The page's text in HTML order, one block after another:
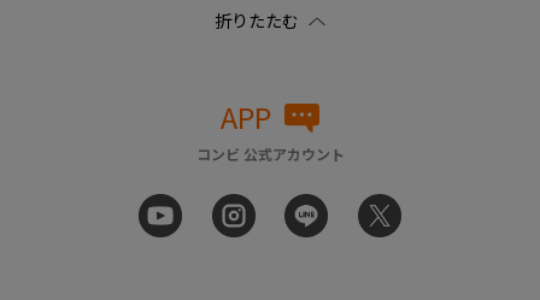
APP
コンビ 公式アカウント